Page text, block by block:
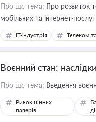
Про що тема: Про розвиток
мобільних та інтернет-послуг
IT-індустрія Телеком
Воєнний стан:
Про що тема: Введення
Ринок цінних
паперів